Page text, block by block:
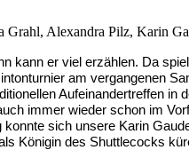
Grahl, Alexandra Pilz, Karin
kann er viel erzählen. Da
am vergangenen
Aufeinandertreffen
immer wieder schon im
konnte sich unsere Karin
Königin des Shuttlecocks